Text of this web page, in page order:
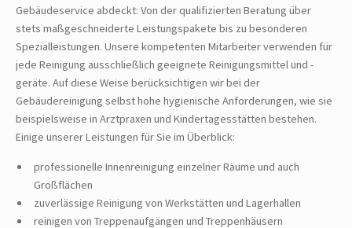
Gebäudeservice abdeckt: Von der qualifizierten Beratung über
stets maßgeschneiderte Leistungspakete bis zu besonderen
Spezialleistungen. Unsere kompetenten Mitarbeiter verwenden für
jede Reinigung ausschließlich geeignete Reinigungsmittel und -
geräte. Auf diese Weise berücksichtigen wir bei der
Gebäudereinigung selbst hohe hygienische Anforderungen, wie sie
beispielsweise in Arztpraxen und Kindertagesstätten bestehen.
Einige unserer Leistungen für Sie im Überblick:
professionelle Innenreinigung einzelner Räume und auch
Großflächen
zuverlässige Reinigung von Werkstätten und Lagerhallen
reinigen von Treppenaufgängen und Treppenhäusern